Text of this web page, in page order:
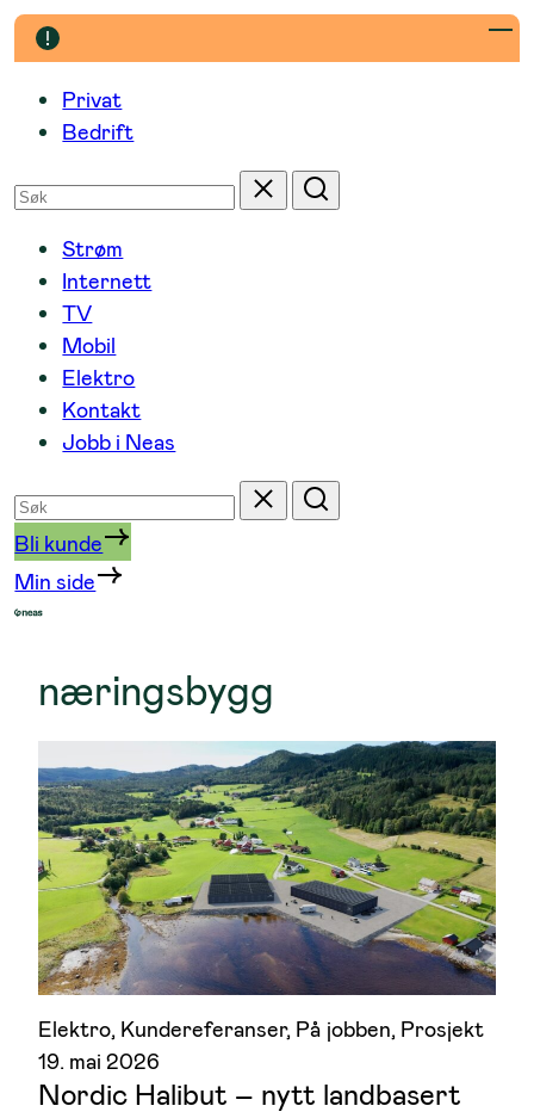
Hopp
til
innholdPrivat
Bedrift
Søk
etter
Tilbakestill
Søk
Strøm
Internett
TV
Mobil
Elektro
Kontakt
Jobb i Neas
Søk
etter
Tilbakestill
Søk
Bli kunde
Min side
næringsbygg
Elektro, Kundereferanser, På jobben, Prosjekt
19. mai 2026
Nordic Halibut – nytt landbasert